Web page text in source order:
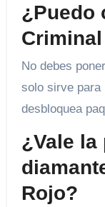
¿Puedo
No debes
solo sirve para
desbloquea
¿Vale la
Rojo?